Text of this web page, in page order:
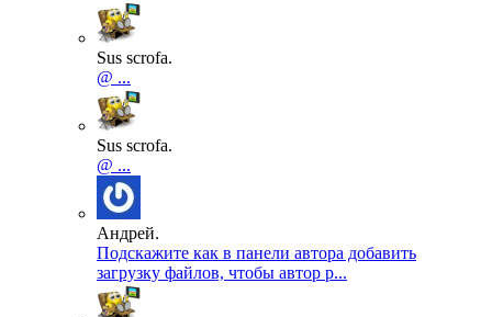
Sus scrofa.
@ ...
Sus scrofa.
@ ...
Андрей.
Подскажите как в панели автора добавить
загрузку файлов, чтобы автор р...